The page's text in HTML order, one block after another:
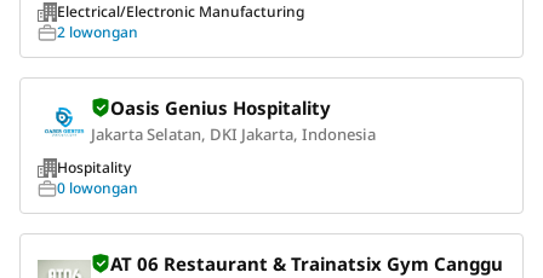
Electrical/Electronic Manufacturing
2 lowongan
Oasis Genius Hospitality
Jakarta Selatan, DKI Jakarta, Indonesia
Hospitality
0 lowongan
AT 06 Restaurant & Trainatsix Gym Canggu